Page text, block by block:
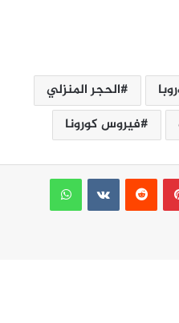
الحجر المنزلي
فيروس كورونا
بينتيريست
واتساب